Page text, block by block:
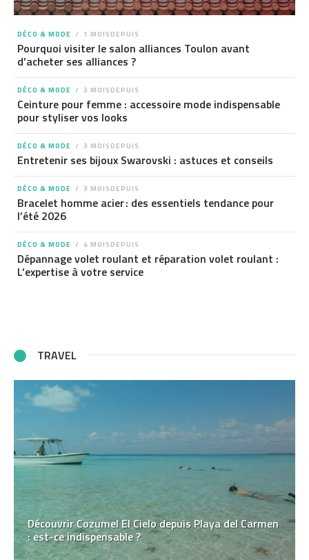
DÉCO & MODE 1 MOISDEPUIS
Pourquoi visiter le salon alliances Toulon avant
d’acheter ses alliances ?
DÉCO & MODE 3 MOISDEPUIS
Ceinture pour femme : accessoire mode indispensable
pour styliser vos looks
DÉCO & MODE 3 MOISDEPUIS
Entretenir ses bijoux Swarovski : astuces et conseils
DÉCO & MODE 3 MOISDEPUIS
Bracelet homme acier : des essentiels tendance pour
l’été 2026
DÉCO & MODE 4 MOISDEPUIS
Dépannage volet roulant et réparation volet roulant :
L’expertise à votre service
TRAVEL
Découvrir Cozumel El Cielo depuis Playa del Carmen
: est-ce indispensable ?